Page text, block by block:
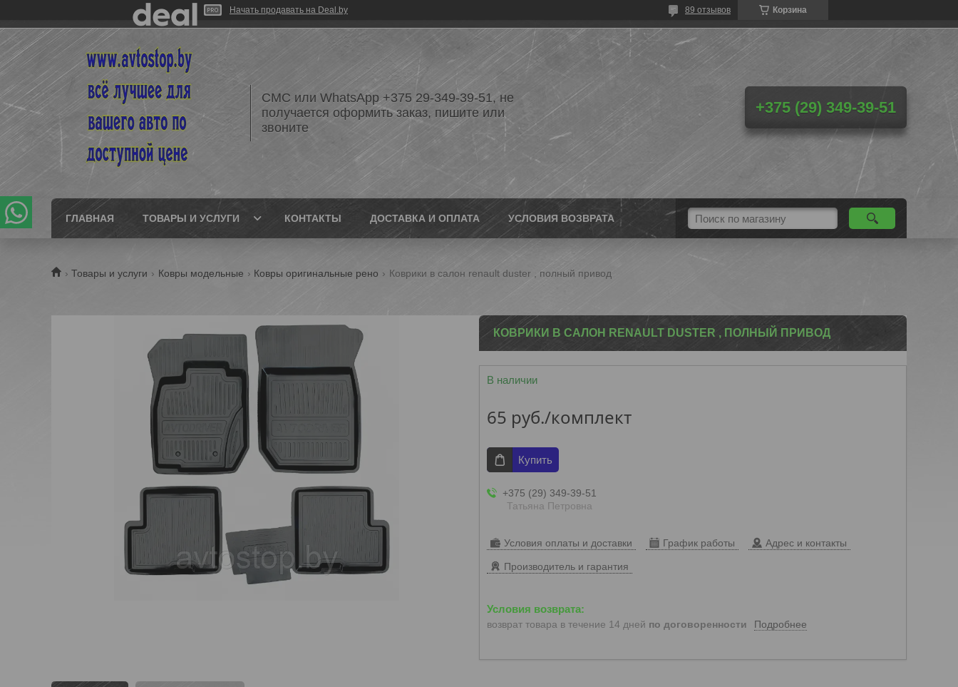
Начать продавать на Deal.by Корзина
89 отзывов
СМС или WhatsApp +375 29-349-39-51, не
получается оформить заказ, пишите или
звоните
+375 (29) 349-39-51
ГЛАВНАЯ ТОВАРЫ И УСЛУГИ КОНТАКТЫ ДОСТАВКА И ОПЛАТА УСЛОВИЯ ВОЗВРАТА
Товары и услуги Ковры модельные Ковры оригинальные рено Коврики в салон renault duster , полный привод
КОВРИКИ В САЛОН RENAULT DUSTER , ПОЛНЫЙ ПРИВОД
В наличии
65 руб./комплект
Купить
+375 (29) 349-39-51
Татьяна Петровна
Условия оплаты и доставки График работы Адрес и контакты
Производитель и гарантия
возврат товара в течение 14 дней по договоренности Подробнее